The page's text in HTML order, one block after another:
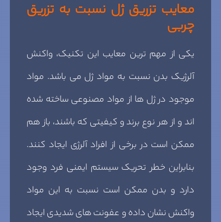
معایب تزریق ژل نسبت به تزریق
چربی
یکی از مهم ترین معایب این تکنیک، واکنش
آلرژیک بدن نسبت به مواد ژل می باشد. مواد
موجود در ژل ها از مواد مصنوعی ساخته شده
اند و از هر نوع برند و کیفیتی که باشند، باز هم
ممکن است در برخی از افراد آلرژی ایجاد کنند.
بنابراین خطر تحریک سیستم ایمنی فرد وجود
دارد و بدن ممکن است نسبت به این مواد
واکنش نشان داده و عفونت های شدیدی ایجاد